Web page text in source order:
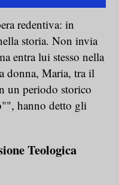
redentiva: in
storia. Non invia
entra lui stesso nella
donna, Maria, tra il
un periodo storico
hanno detto gli
Teologica